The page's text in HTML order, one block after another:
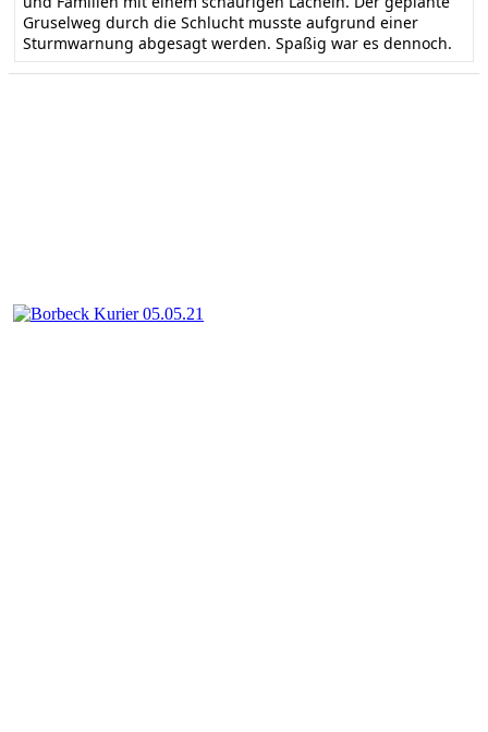
Gruselweg durch die Schlucht musste aufgrund einer
Sturmwarnung abgesagt werden. Spaßig war es dennoch.